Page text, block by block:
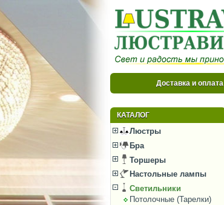
Доставка и оплата
КАТАЛОГ
Люстры
Бра
Торшеры
Настольные лампы
Светильники
Потолочные (Тарелки)